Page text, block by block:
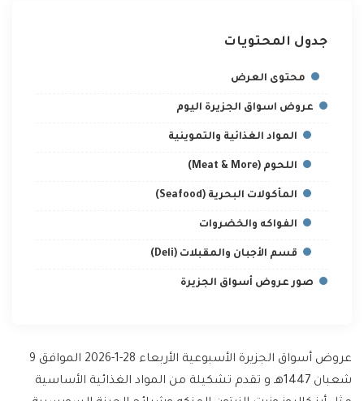
جدول المحتويات
محتوى العرض
عروض اسواق الجزيرة اليوم
المواد الغذائية والتموينية
اللحوم (Meat & More)
المأكولات البحرية (Seafood)
الفواكه والخضروات
قسم الأجبان والمقبلات (Deli)
صور عروض أسواق الجزيرة
عروض أسواق الجزيرة الأسبوعية الأربعاء 28-1-2026 الموافق 9
شعبان 1447هـ و تقدم تشكيلة من المواد الغذائية الأساسية